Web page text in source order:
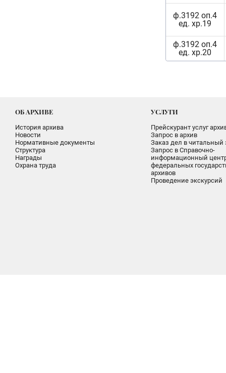
ф.3192 оп.4
ед. хр.19
ф.3192 оп.4
ед. хр.20
ОБ АРХИВЕ
История архива
Новости
Нормативные документы
Структура
Награды
Охрана труда
УСЛУГИ
Прейскурант услуг
Запрос в архив
Заказ дел в читальный
Запрос в Справочно-
информационный
федеральных
архивов
Проведение экскурсий